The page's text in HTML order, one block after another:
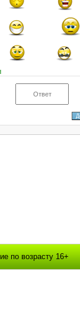
по возрасту 16+